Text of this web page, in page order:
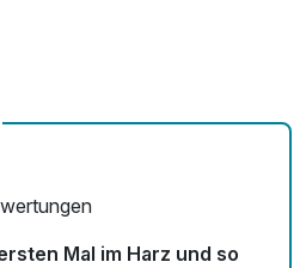
23,00 €
Mal im Harz und so